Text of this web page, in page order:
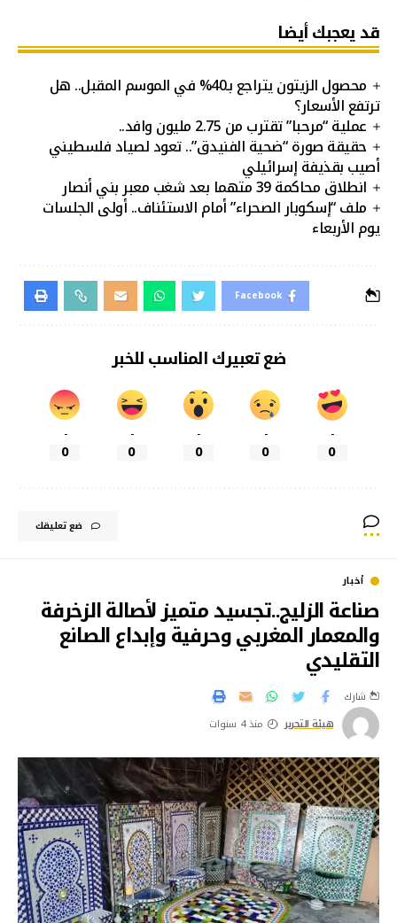
قد يعجبك أيضا
محصول الزيتون يتراجع بـ40% في الموسم المقبل.. هل
ترتفع الأسعار؟
عملية “مرحبا” تقترب من 2.75 مليون وافد..
حقيقة صورة “ضحية الفنيدق”.. تعود لصياد فلسطيني
أصيب بقذيفة إسرائيلي
انطلاق محاكمة 39 متهما بعد شغب معبر بني أنصار
ملف “إسكوبار الصحراء” أمام الاستئناف.. أولى الجلسات
يوم الأربعاء
Facebook
ضع تعبيرك المناسب للخبر
-
0
-
0
-
0
-
0
-
0
ضع تعليقك
أخبار
صناعة الزليج..تجسيد متميز لأصالة الزخرفة
والمعمار المغربي وحرفية وإبداع الصانع
التقليدي
هيئة التحرير منذ 4 سنوات
شارك